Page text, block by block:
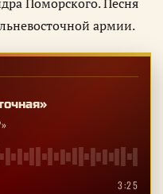
армии.
3:25